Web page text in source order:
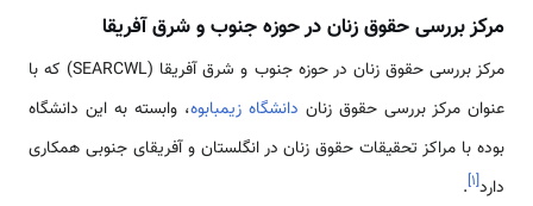
مرکز بررسی حقوق زنان در حوزه جنوب و شرق آفریقا
مرکز بررسی حقوق زنان در حوزه جنوب و شرق آفریقا (SEARCWL) که با
عنوان مرکز بررسی حقوق زنان دانشگاه زیمبابوه، وابسته به این دانشگاه
بوده با مراکز تحقیقات حقوق زنان در انگلستان و آفریقای جنوبی همکاری
دارد[۱]
.